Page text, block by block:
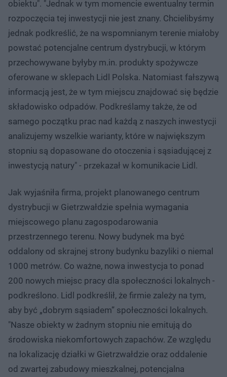
obiektu". "Jednak w tym momencie ewentualny termin
rozpoczęcia tej inwestycji nie jest znany. Chcielibyśmy
jednak podkreślić, że na wspomnianym terenie miałoby
powstać potencjalne centrum dystrybucji, w którym
przechowywane byłyby m.in. produkty spożywcze
oferowane w sklepach Lidl Polska. Natomiast fałszywą
informacją jest, że w tym miejscu znajdować się będzie
składowisko odpadów. Podkreślamy także, że od
samego początku prac nad każdą z naszych inwestycji
analizujemy wszelkie warianty, które w największym
stopniu są dopasowane do otoczenia i sąsiadującej z
inwestycją natury" - przekazał w komunikacie Lidl.
Jak wyjaśniła firma, projekt planowanego centrum
dystrybucji w Gietrzwałdzie spełnia wymagania
miejscowego planu zagospodarowania
przestrzennego terenu. Nowy budynek ma być
oddalony od skrajnej strony budynku bazyliki o niemal
1000 metrów. Co ważne, nowa inwestycja to ponad
200 nowych miejsc pracy dla społeczności lokalnych -
podkreślono. Lidl podkreślił, że firmie zależy na tym,
aby być „dobrym sąsiadem” społeczności lokalnych.
"Nasze obiekty w żadnym stopniu nie emitują do
środowiska niekomfortowych zapachów. Ze względu
na lokalizację działki w Gietrzwałdzie oraz oddalenie
od zwartej zabudowy mieszkalnej, potencjalna